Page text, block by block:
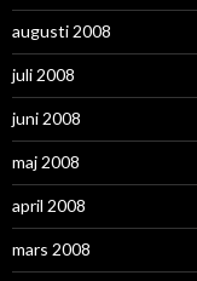
augusti 2008
juli 2008
juni 2008
maj 2008
april 2008
mars 2008